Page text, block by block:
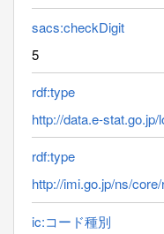
sacs:checkDigit
5
rdf:type
http://data.e-
rdf:type
http://imi.go.jp/ns/
ic:コード種別